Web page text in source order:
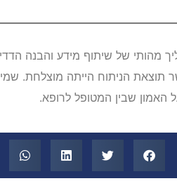
מהותי של שיתוף מידע והבנה
תוצאת הניתוח הייתה מוצלחת.
האמון שבין המטופל לרופא.